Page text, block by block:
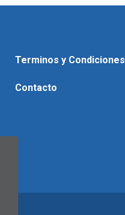
Terminos y Condiciones
Contacto